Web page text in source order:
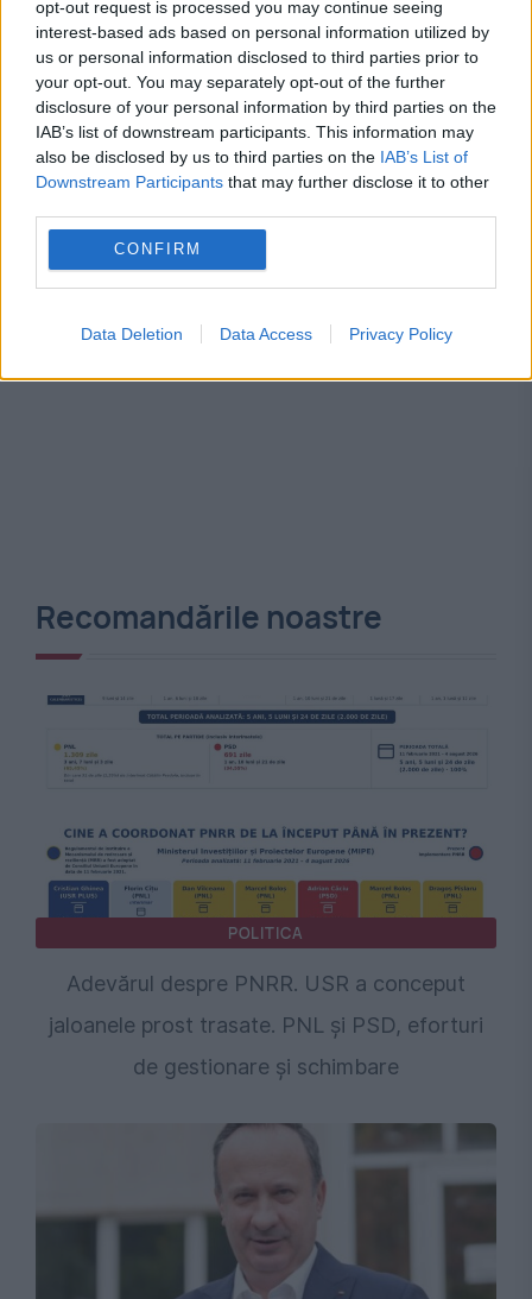
opt-out request is processed you may continue seeing
interest-based ads based on personal information utilized by
us or personal information disclosed to third parties prior to
your opt-out. You may separately opt-out of the further
disclosure of your personal information by third parties on the
IAB’s list of downstream participants. This information may
also be disclosed by us to third parties on the IAB’s List of
Downstream Participants that may further disclose it to other
CONFIRM
Data Deletion Data Access Privacy Policy
mircea geoana mircea marian pensie
PNL presedintie rodica culcer sondaj
traian băsescu tvr Victor Ponta
Recomandările noastre
POLITICA
Adevărul despre PNRR. USR a conceput
jaloanele prost trasate. PNL și PSD, eforturi
de gestionare și schimbare